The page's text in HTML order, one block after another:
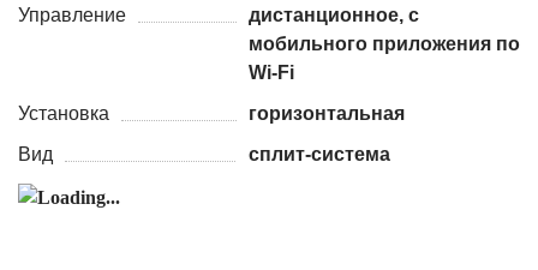
Управление
дистанционное, c
мобильного приложения по
Wi-Fi
Установка
горизонтальная
Вид
сплит-система